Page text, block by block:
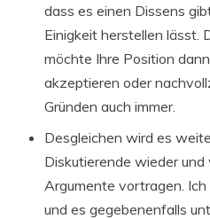
dass es einen Dissens
Einigkeit herstellen lässt.
möchte Ihre Position
akzeptieren oder
Gründen auch immer.
Desgleichen wird es
Diskutierende wieder
Argumente vortragen.
und es gegebenenfalls